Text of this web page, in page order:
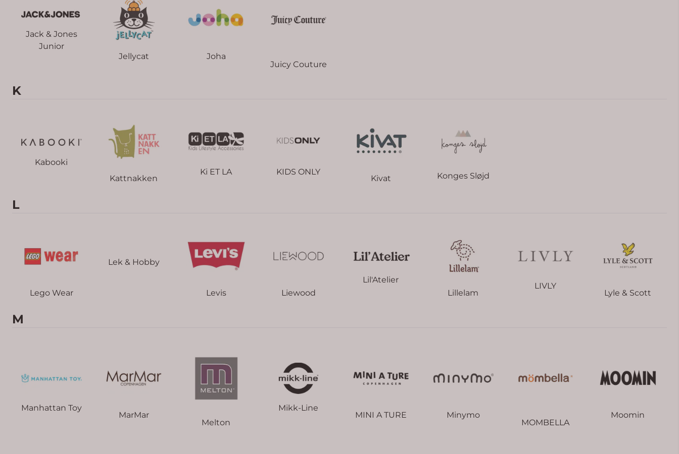
Jack & Jones
Junior
Jellycat
Joha
Juicy Couture
K
Kabooki
Kattnakken
Ki ET LA KIDS ONLY
Kivat Konges Sløjd
L
Lego Wear
Lek & Hobby
Levis Liewood
Lil'Atelier
Lillelam
LIVLY
Lyle & Scott
M
Manhattan Toy
MarMar
Melton
Mikk-Line
MINI A TURE
Minymo
MOMBELLA
Moomin